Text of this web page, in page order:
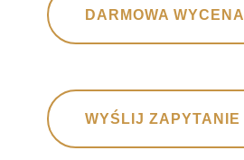
DARMOWA WYCENA
WYŚLIJ ZAPYTANIE